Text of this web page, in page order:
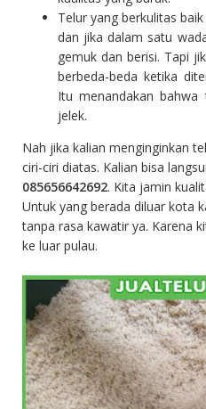
Telur yang berkulitas
dan jika dalam satu
gemuk dan berisi. Tapi
berbeda-beda ketika
Itu menandakan bahwa
jelek.
Nah jika kalian menginginkan
ciri-ciri diatas. Kalian bisa
085656642692. Kita jamin
Untuk yang berada diluar kota
tanpa rasa kawatir ya. Karena
ke luar pulau.